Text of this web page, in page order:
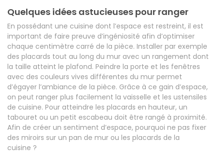
Quelques idées astucieuses pour ranger
En possédant une cuisine dont l’espace est restreint, il est
important de faire preuve d’ingéniosité afin d’optimiser
chaque centimètre carré de la pièce. Installer par exemple
des placards tout au long du mur avec un rangement dont
la taille atteint le plafond. Peindre la porte et les fenêtres
avec des couleurs vives différentes du mur permet
d’égayer l’ambiance de la pièce. Grâce à ce gain d’espace,
on peut ranger plus facilement la vaisselle et les ustensiles
de cuisine. Pour atteindre les placards en hauteur, un
tabouret ou un petit escabeau doit être rangé à proximité.
Afin de créer un sentiment d’espace, pourquoi ne pas fixer
des miroirs sur un pan de mur ou les placards de la
cuisine ?